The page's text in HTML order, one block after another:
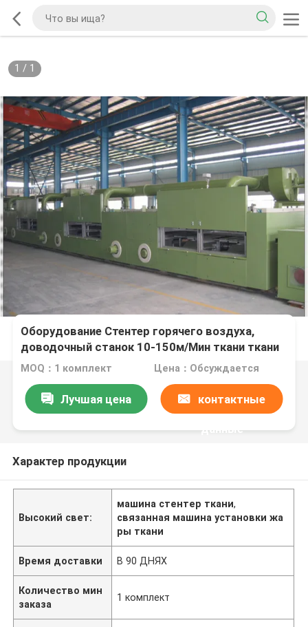
1 / 1
Оборудование Стентер горячего воздуха,
доводочный станок 10-150м/Мин ткани ткани
MOQ：1 комплект Цена：Обсуждается
Лучшая цена контактные
данные
Характер продукции
Высокий свет:
машина стентер ткани,
связанная машина установки жа
ры ткани
Время доставки В 90 ДНЯХ
Количество мин
заказа
1 комплект